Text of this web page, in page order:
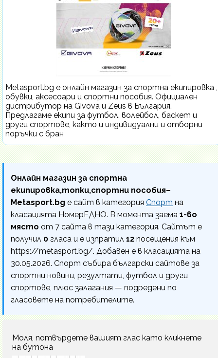
Metasport.bg е онлайн магазин за спортна екипировка ,
обувки, аксесоари и спортни пособия. Официален
дистрибутор на Givova и Zeus в България.
Предлагаме екипи за футбол, волейбол, баскет и
други спортове, както и индивидуални и отборни
поръчки с бран
Онлайн магазин за спортна
екипировка,топки,спортни пособия–
Metasport.bg е сайт в категория Спорт на
класацията НомерЕДНО. В момента заема 1-во
място от 7 сайта в тази категория. Сайтът е
получил 0 гласа и е изпратил 12 посещения към
https://metasport.bg/. Добавен е в класацията на
30.05.2026. Спорт събира български сайтове за
спортни новини, резултати, футбол и други
спортове, плюс залагания — подредени по
гласовете на потребителите.
Моля, потвърдете вашият глас като кликнете
на бутона